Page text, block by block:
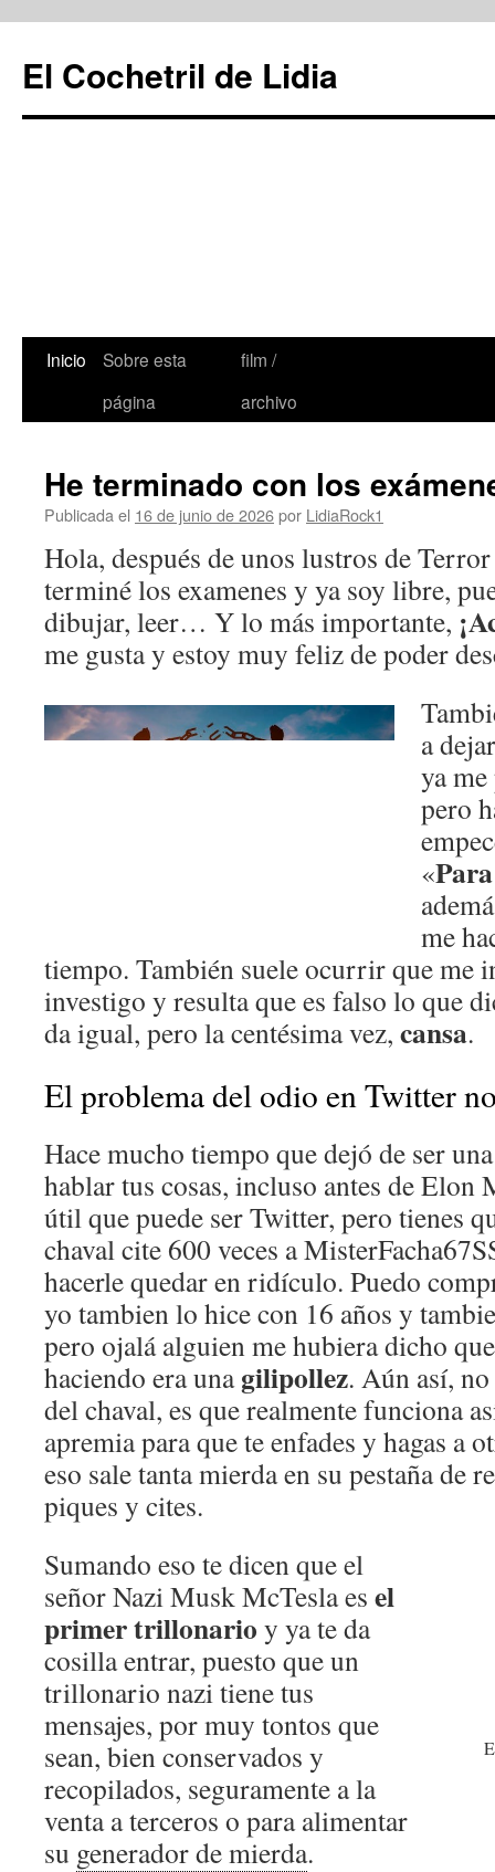
contenido
El Cochetril de Lidia
Inicio
Sobre esta
página
film /
archivo
He terminado con los
Publicada el 16 de junio de 2026por LidiaRock1
Hola, después de unos lustros de
terminé los examenes y ya soy libre,
dibujar, leer… Y lo más importante,
me gusta y estoy muy feliz de poder
a
ya
pero
«
me
tiempo. También suele ocurrir que me
investigo y resulta que es falso lo que
da igual, pero la centésima vez, cansa.
El problema del odio en Twitter
Hace mucho tiempo que dejó de ser
hablar tus cosas, incluso antes de Elon
útil que puede ser Twitter, pero tienes
chaval cite 600 veces a
hacerle quedar en ridículo. Puedo
yo tambien lo hice con 16 años y
pero ojalá alguien me hubiera dicho
haciendo era unagilipollez. Aún así,
del chaval, es que realmente funciona
apremia para que te enfades y hagas a
eso sale tanta mierda en su pestaña de
piques y cites.
Sumando eso te dicen que el
señor Nazi Musk McTesla es el
primer trillonario y ya te da
cosilla entrar, puesto que un
trillonario nazi tiene tus
mensajes, por muy tontos que
sean, bien conservados y
recopilados, seguramente a la
venta a terceros o para alimentar
su generador de mierda.